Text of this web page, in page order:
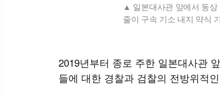
일본대사관 앞에서 동
줄이 구속 기소 내지 약식
2019년부터 종로 주한 일본대사관
들에 대한 경찰과 검찰의 전방위적